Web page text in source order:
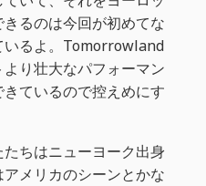
るのは今回が初めてな
いるよ。Tomorrowland
り壮大なパフォーマン
ているので控えめにす
たちはニューヨーク出身
メリカのシーンとかな